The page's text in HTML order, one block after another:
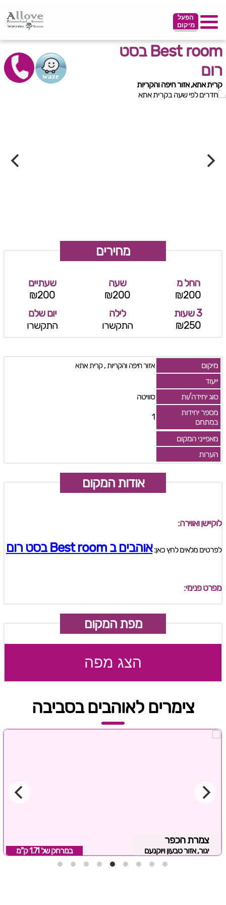
הפעל
מיקום
Best room בסט
רום
קרית אתא, אזור חיפה והקריות
מחירים
החל מ
₪200
שעה
₪200
שעתיים
₪200
3 שעות
₪250
לילה
התקשרו
יום שלם
התקשרו
מיקום אזור חיפה והקריות,קרית אתא
ייעוד
סוג יחידה/ות
סוויטה
מספר יחידות
במתחם
1
מאפייני המקום
הערות
אודות המקום
לוקיישן ואווירה:
לפרטים מלאים לחץ כאן:אוהבים ב Best room בסט רום
מפרט פנימי:
מפת המקום
הצג מפה
צימרים לאוהבים בסביבה
צמרת הכפר
יגור, אזור טבעון ויוקנעם במרחק של 1.71 ק"מ